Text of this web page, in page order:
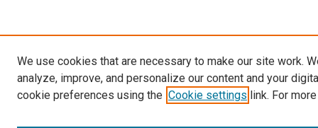
We use cookies that are necessary to make our site work.
analyze, improve, and personalize our content and your
cookie preferences using the Cookie settings link. For